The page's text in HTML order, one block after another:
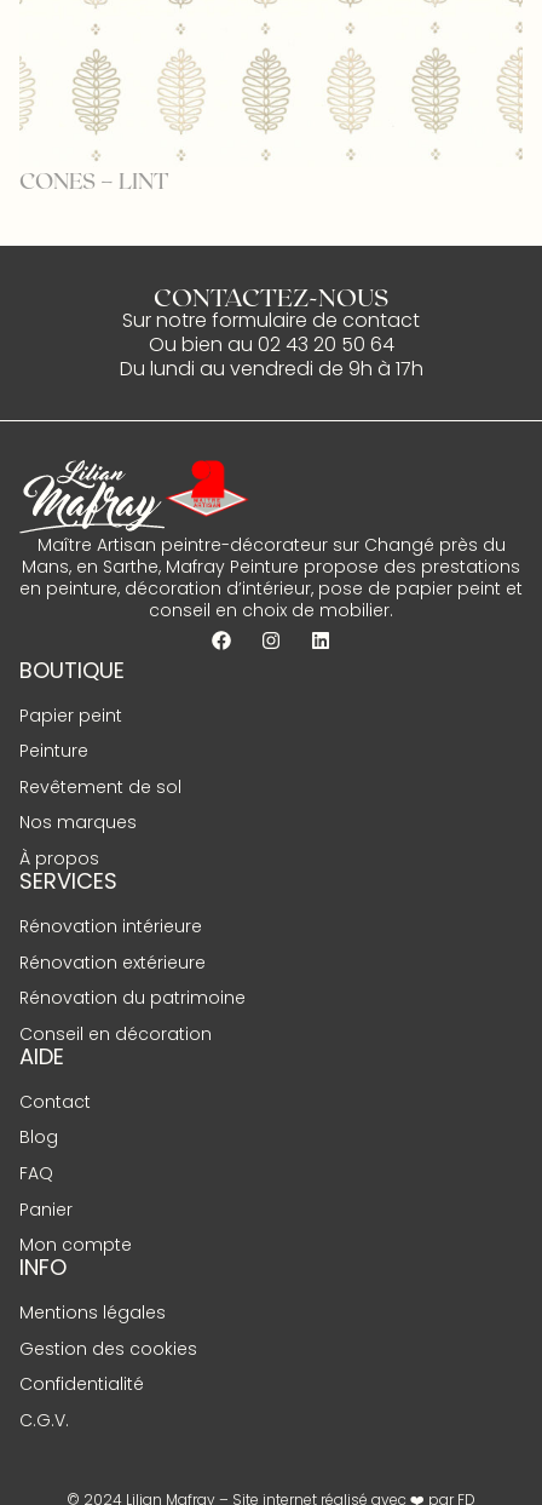
CONES – LINT
CONTACTEZ-NOUS
Sur notre formulaire de contact
Ou bien au 02 43 20 50 64
Du lundi au vendredi de 9h à 17h
Maître Artisan peintre-décorateur sur Changé près du
Mans, en Sarthe, Mafray Peinture propose des prestations
en peinture, décoration d’intérieur, pose de papier peint et
conseil en choix de mobilier.
BOUTIQUE
Papier peint
Peinture
Revêtement de sol
Nos marques
À propos
SERVICES
Rénovation intérieure
Rénovation extérieure
Rénovation du patrimoine
Conseil en décoration
AIDE
Contact
Blog
FAQ
Panier
Mon compte
INFO
Mentions légales
Gestion des cookies
Confidentialité
C.G.V.
© 2024 Lilian Mafray – Site internet réalisé avec ❤️ parFD